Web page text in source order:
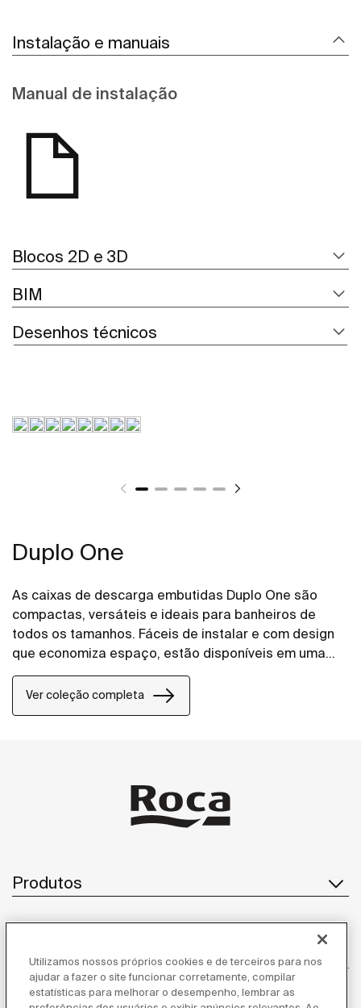
Instalação e manuais
Manual de instalação
Blocos 2D e 3D
BIM
Desenhos técnicos
Duplo One
As caixas de descarga embutidas Duplo One são
compactas, versáteis e ideais para banheiros de
todos os tamanhos. Fáceis de instalar e com design
que economiza espaço, estão disponíveis em uma
Ver coleção completa
Produtos
Atendimento ao cliente
Utilizamos nossos próprios cookies e de terceiros para nos
ajudar a fazer o site funcionar corretamente, compilar
estatísticas para melhorar o desempenho, lembrar as